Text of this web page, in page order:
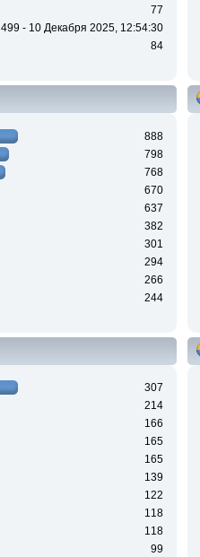
77
499 - 10 Декабря 2025, 12:54:30
84
888
798
768
670
637
382
301
294
266
244
307
214
166
165
165
139
122
118
118
99